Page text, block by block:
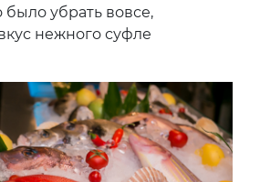
убрать вовсе,
нежного суфле